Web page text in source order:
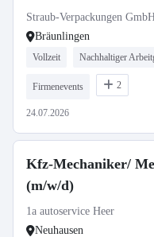
Straub-Verpackungen
Bräunlingen
Vollzeit Nachhaltiger
Firmenevents 2
24.07.2026
Kfz-Mechaniker/
(m/w/d)
1a autoservice Heer
Neuhausen